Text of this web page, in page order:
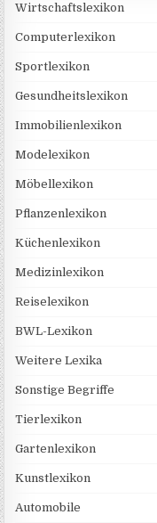
Wirtschaftslexikon
Computerlexikon
Sportlexikon
Gesundheitslexikon
Immobilienlexikon
Modelexikon
Möbellexikon
Pflanzenlexikon
Küchenlexikon
Medizinlexikon
Reiselexikon
BWL-Lexikon
Weitere Lexika
Sonstige Begriffe
Tierlexikon
Gartenlexikon
Kunstlexikon
Automobile